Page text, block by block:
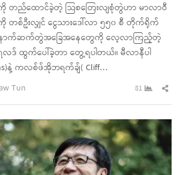
ကို တည်ထောင်ခဲ့တဲ့ သြစတြေးလျစုံတွဲဟာ မာလာဝီ
ကို တစ်ဦးလျှင် ငွေသားဒေါ်လာ ၅၅၀ စီ တိုက်ရိုက်
နောက်ဆက်တွဲအခြေအနေတွေကို လေ့လာကြည့်တဲ့
ဒ် ထွက်ပေါ်ခဲ့တာ တွေ့ရပါတယ်။ မီလာနီပါ
နဲ့ ကလစ်ဖ်အိုဘရက်ချ်( Cliff…
Tun 81